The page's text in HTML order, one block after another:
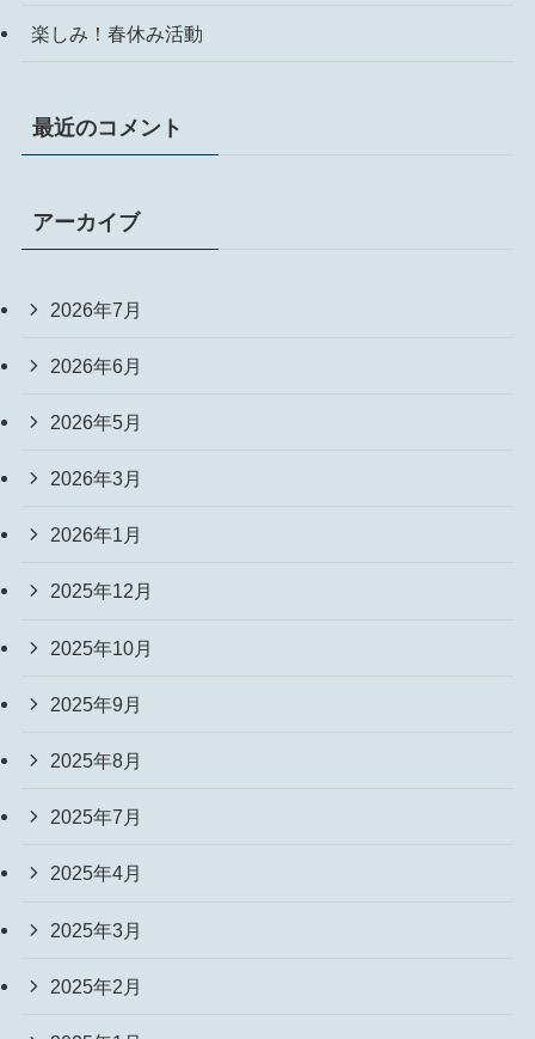
楽しみ！春休み活動
最近のコメント
アーカイブ
2026年7月
2026年6月
2026年5月
2026年3月
2026年1月
2025年12月
2025年10月
2025年9月
2025年8月
2025年7月
2025年4月
2025年3月
2025年2月